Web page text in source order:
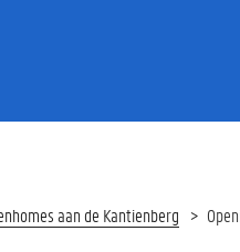
aan de Kantienberg